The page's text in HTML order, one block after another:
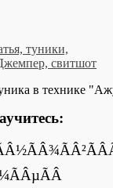
туники,
свитшот